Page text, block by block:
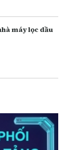
máy lọc dầu